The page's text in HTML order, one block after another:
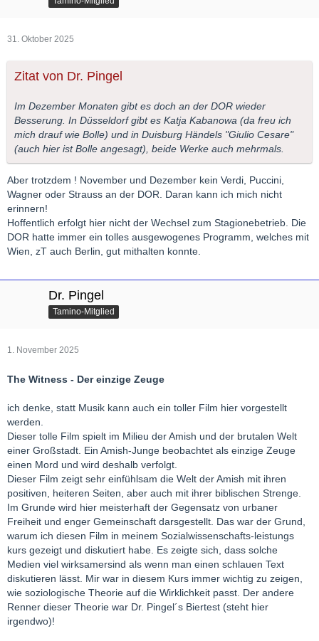
31. Oktober 2025
Zitat von Dr. Pingel
Im Dezember Monaten gibt es doch an der DOR wieder
Besserung. In Düsseldorf gibt es Katja Kabanowa (da freu ich
mich drauf wie Bolle) und in Duisburg Händels "Giulio Cesare"
(auch hier ist Bolle angesagt), beide Werke auch mehrmals.
Aber trotzdem ! November und Dezember kein Verdi, Puccini,
Wagner oder Strauss an der DOR. Daran kann ich mich nicht
erinnern!
Hoffentlich erfolgt hier nicht der Wechsel zum Stagionebetrieb. Die
DOR hatte immer ein tolles ausgewogenes Programm, welches mit
Wien, zT auch Berlin, gut mithalten konnte.
Dr. Pingel
Tamino-Mitglied
1. November 2025
The Witness - Der einzige Zeuge
ich denke, statt Musik kann auch ein toller Film hier vorgestellt
werden.
Dieser tolle Film spielt im Milieu der Amish und der brutalen Welt
einer Großstadt. Ein Amish-Junge beobachtet als einzige Zeuge
einen Mord und wird deshalb verfolgt.
Dieser Film zeigt sehr einfühlsam die Welt der Amish mit ihren
positiven, heiteren Seiten, aber auch mit ihrer biblischen Strenge.
Im Grunde wird hier meisterhaft der Gegensatz von urbaner
Freiheit und enger Gemeinschaft darsgestellt. Das war der Grund,
warum ich diesen Film in meinem Sozialwissenschafts-leistungs
kurs gezeigt und diskutiert habe. Es zeigte sich, dass solche
Medien viel wirksamersind als wenn man einen schlauen Text
diskutieren lässt. Mir war in diesem Kurs immer wichtig zu zeigen,
wie soziologische Theorie auf die Wirklichkeit passt. Der andere
Renner dieser Theorie war Dr. Pingel´s Biertest (steht hier
irgendwo)!